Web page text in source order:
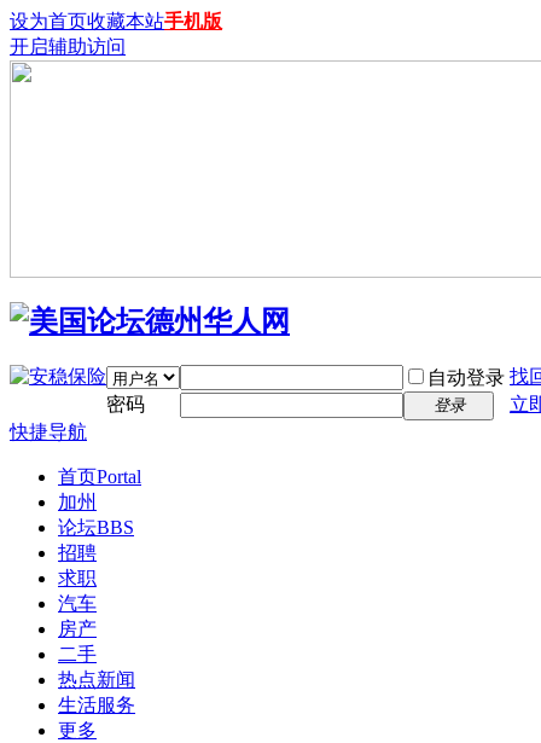
设为首页收藏本站手机版
开启辅助访问
自动登录 找
密码
登录
立
快捷导航
首页Portal
加州
论坛BBS
招聘
求职
汽车
房产
二手
热点新闻
生活服务
更多